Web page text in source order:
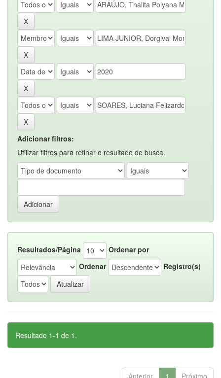
Adicionar filtros:
Utilizar filtros para refinar o resultado de busca.
Resultados/Página
Ordenar por
Ordenar
Registro(s)
Resultado 1-1 de 1.
Anterior 1 Próximo